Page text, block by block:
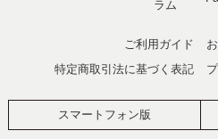
ご利用ガイド
特定商取引法に基づく表記
スマートフォン版